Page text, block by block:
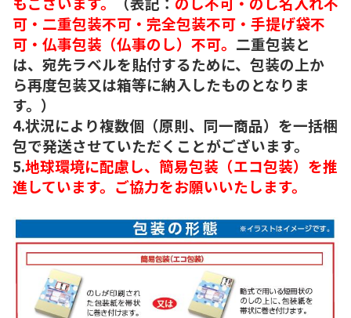
可・二重包装不可・完全包装不可・手提げ袋不
可・仏事包装（仏事のし）不可。 二重包装と
は、宛先ラベルを貼付するために、包装の上か
ら再度包装又は箱等に納入したものとなりま
す。）
4.状況により複数個（原則、同一商品）を一括梱
包で発送させていただくことがございます。
5.地球環境に配慮し、簡易包装（エコ包装）を推
進しています。ご協力をお願いいたします。